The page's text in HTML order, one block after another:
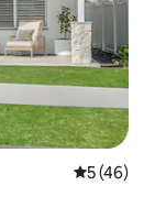
5 de uma
5 (46)